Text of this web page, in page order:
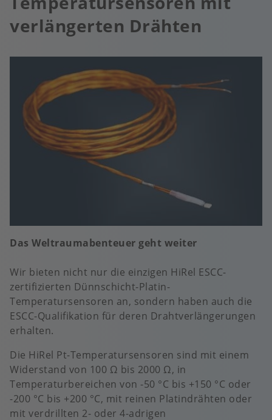
verlängerten Drähten
Das Weltraumabenteuer geht weiter
Wir bieten nicht nur die einzigen HiRel ESCC-
zertifizierten Dünnschicht-Platin-
Temperatursensoren an, sondern haben auch die
ESCC-Qualifikation für deren Drahtverlängerungen
erhalten.
Die HiRel Pt-Temperatursensoren sind mit einem
Widerstand von 100 Ω bis 2000 Ω, in
Temperaturbereichen von -50 °C bis +150 °C oder
-200 °C bis +200 °C, mit reinen Platindrähten oder
mit verdrillten 2- oder 4-adrigen